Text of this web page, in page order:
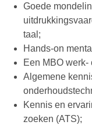
Goede
taal;
Hands-on
Een MBO
Algemene
Kennis en
zoeken (ATS);